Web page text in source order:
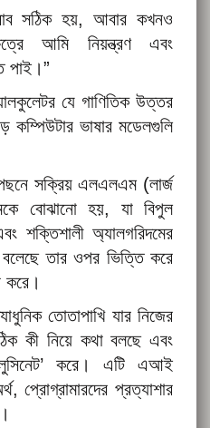
সঠিক হয়, আবার কখনও
আমি নিয়ন্ত্রণ এবং
পাই।”
যে গাণিতিক উত্তর
কম্পিউটার ভাষার মডেলগুলি
সক্রিয় এলএলএম (লার্জ
বোঝানো হয়, যা বিপুল
শক্তিশালী অ্যালগরিদমের
বলেছে তার ওপর ভিত্তি করে
করে।
তোতাপাখি যার নিজের
কী নিয়ে কথা বলছে এবং
করে। এটি এআই
প্রোগ্রামারদের প্রত্যাশার